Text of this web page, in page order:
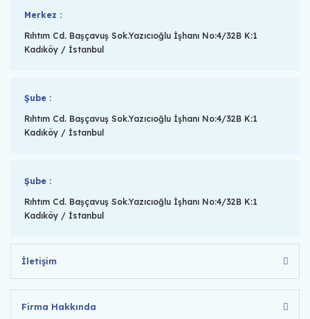
Merkez :
Rıhtım Cd. Başçavuş Sok.Yazıcıoğlu İşhanı No:4/32B K:1
Kadıköy / İstanbul
Şube :
Rıhtım Cd. Başçavuş Sok.Yazıcıoğlu İşhanı No:4/32B K:1
Kadıköy / İstanbul
Şube :
Rıhtım Cd. Başçavuş Sok.Yazıcıoğlu İşhanı No:4/32B K:1
Kadıköy / İstanbul
İletişim
Firma Hakkında